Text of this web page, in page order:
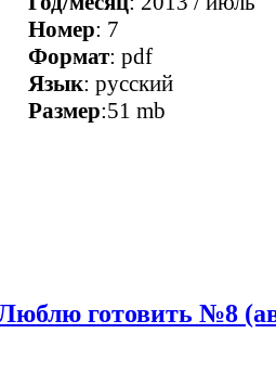
Номер: 7
Формат: pdf
Язык: русский
Размер:51 mb
готовить №8